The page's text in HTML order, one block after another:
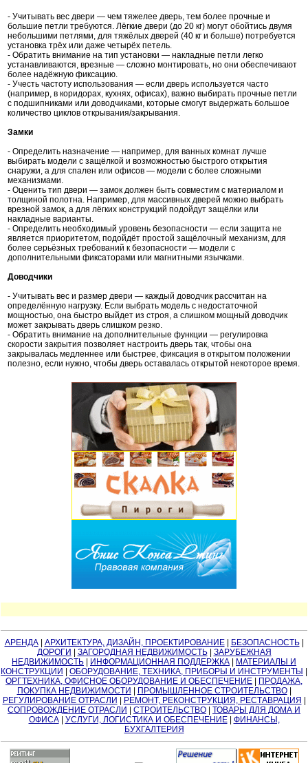
- Учитывать вес двери — чем тяжелее дверь, тем более прочные и
большие петли требуются. Лёгкие двери (до 20 кг) могут обойтись двумя
небольшими петлями, для тяжёлых дверей (40 кг и больше) потребуется
установка трёх или даже четырёх петель.
- Обратить внимание на тип установки — накладные петли легко
устанавливаются, врезные — сложно монтировать, но они обеспечивают
более надёжную фиксацию.
- Учесть частоту использования — если дверь используется часто
(например, в коридорах, кухнях, офисах), важно выбирать прочные петли
с подшипниками или доводчиками, которые смогут выдержать большое
количество циклов открывания/закрывания.
Замки
- Определить назначение — например, для ванных комнат лучше
выбирать модели с защёлкой и возможностью быстрого открытия
снаружи, а для спален или офисов — модели с более сложными
механизмами.
- Оценить тип двери — замок должен быть совместим с материалом и
толщиной полотна. Например, для массивных дверей можно выбрать
врезной замок, а для лёгких конструкций подойдут защёлки или
накладные варианты.
- Определить необходимый уровень безопасности — если защита не
является приоритетом, подойдёт простой защёлочный механизм, для
более серьёзных требований к безопасности — модели с
дополнительными фиксаторами или магнитными язычками.
Доводчики
- Учитывать вес и размер двери — каждый доводчик рассчитан на
определённую нагрузку. Если выбрать модель с недостаточной
мощностью, она быстро выйдет из строя, а слишком мощный доводчик
может закрывать дверь слишком резко.
- Обратить внимание на дополнительные функции — регулировка
скорости закрытия позволяет настроить дверь так, чтобы она
закрывалась медленнее или быстрее, фиксация в открытом положении
полезно, если нужно, чтобы дверь оставалась открытой некоторое время.
АРЕНДА| АРХИТЕКТУРА, ДИЗАЙН, ПРОЕКТИРОВАНИЕ| БЕЗОПАСНОСТЬ|
ДОРОГИ
ЗАГОРОДНАЯ НЕДВИЖИМОСТЬ| ЗАРУБЕЖНАЯ
НЕДВИЖИМОСТЬ
ИНФОРМАЦИОННАЯ ПОДДЕРЖКА
МАТЕРИАЛЫ И
КОНСТРУКЦИИ
ОБОРУДОВАНИЕ, ТЕХНИКА, ПРИБОРЫ И ИНСТРУМЕНТЫ
ОРГТЕХНИКА, ОФИСНОЕ ОБОРУДОВАНИЕ И ОБЕСПЕЧЕНИЕ
ПРОДАЖА,
ПОКУПКА НЕДВИЖИМОСТИ
ПРОМЫШЛЕННОЕ СТРОИТЕЛЬСТВО|
РЕГУЛИРОВАНИЕ ОТРАСЛИ
РЕМОНТ, РЕКОНСТРУКЦИЯ, РЕСТАВРАЦИЯ
СОПРОВОЖДЕНИЕ ОТРАСЛИ
СТРОИТЕЛЬСТВО
ТОВАРЫ ДЛЯ ДОМА И
ОФИСА| УСЛУГИ, ЛОГИСТИКА И ОБЕСПЕЧЕНИЕ| ФИНАНСЫ,
БУХГАЛТЕРИЯ